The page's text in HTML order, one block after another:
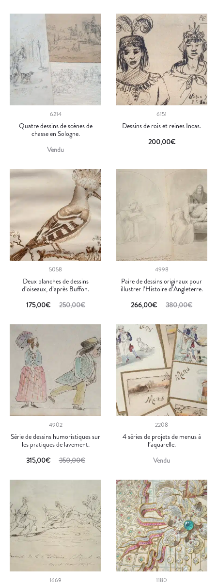
6214
Quatre dessins de scènes de
chasse en Sologne.
Vendu
6151
Dessins de rois et reines Incas.
200,00€
5058
Deux planches de dessins
d’oiseaux, d’après Buffon.
250,00€
175,00€
4998
Paire de dessins originaux pour
illustrer l’Histoire d’Angleterre.
380,00€
266,00€
4902
Série de dessins humoristiques sur
les pratiques de lavement.
350,00€
315,00€
2208
4 séries de projets de menus à
l’aquarelle.
Vendu
1669 1180